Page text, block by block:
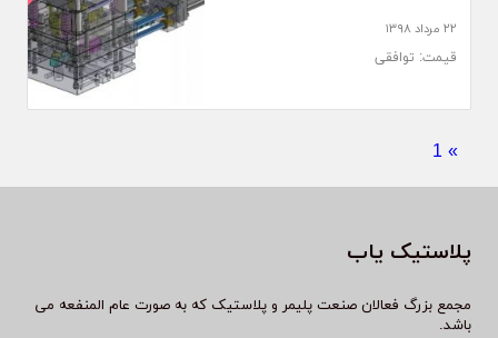
۲۲ مرداد ۱۳۹۸
قیمت: توافقی
»
1
پلاستیک یاب
مجمع بزرگ فعالان صنعت پلیمر و پلاستیک که به صورت عام المنفعه می
باشد.